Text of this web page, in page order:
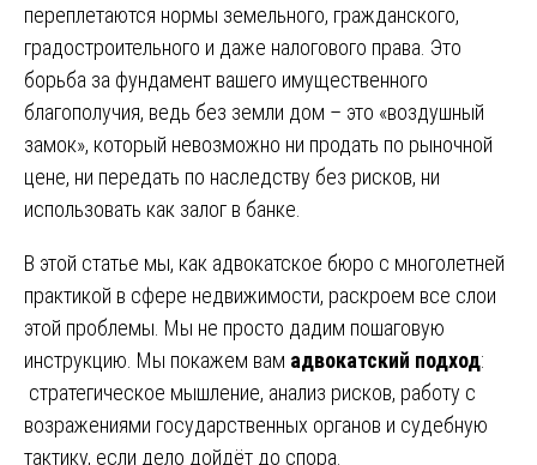
переплетаются нормы земельного, гражданского,
градостроительного и даже налогового права. Это
борьба за фундамент вашего имущественного
благополучия, ведь без земли дом – это «воздушный
замок», который невозможно ни продать по рыночной
цене, ни передать по наследству без рисков, ни
использовать как залог в банке.
В этой статье мы, как адвокатское бюро с многолетней
практикой в сфере недвижимости, раскроем все слои
этой проблемы. Мы не просто дадим пошаговую
инструкцию. Мы покажем вам адвокатский подход:
стратегическое мышление, анализ рисков, работу с
возражениями государственных органов и судебную
тактику, если дело дойдёт до спора.